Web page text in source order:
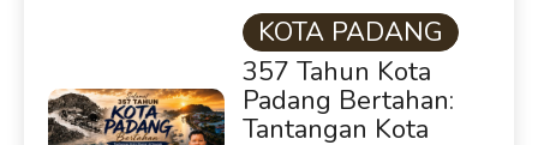
KOTA PADANG
357 Tahun Kota
Padang Bertahan:
Tantangan Kota